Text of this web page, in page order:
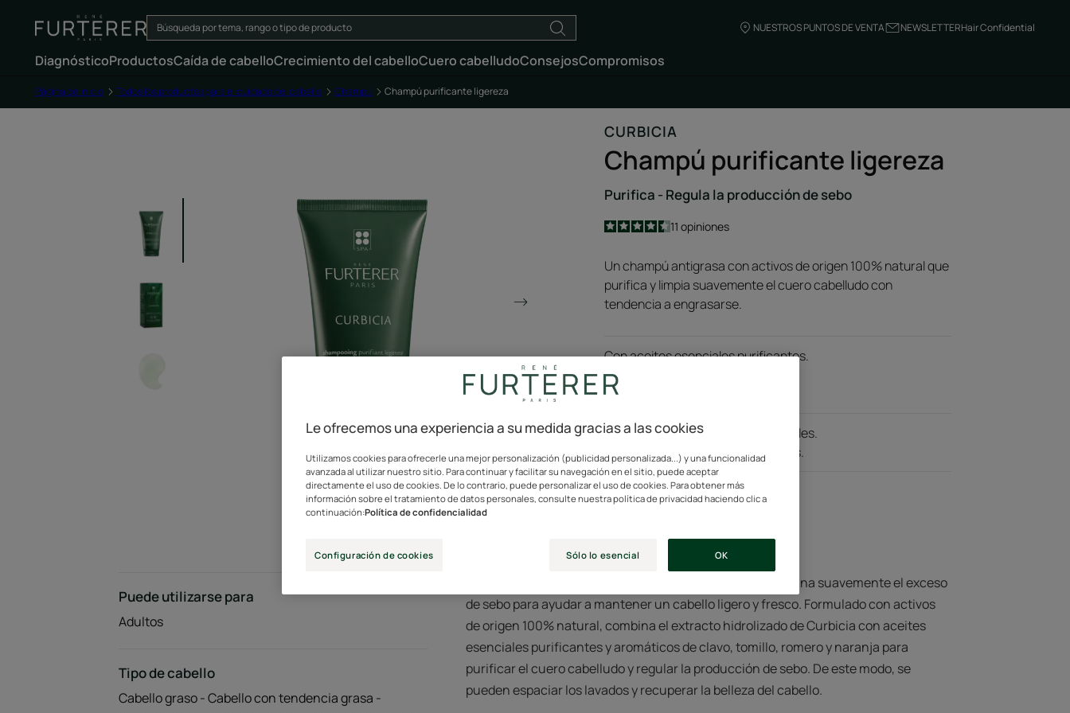
NUESTROS PUNTOS DE VENTA NEWSLETTERHair Confidential
DiagnósticoProductosCaída de cabelloCrecimiento del cabelloCuero cabelludoConsejosCompromisos
Página de inicio Todos los productos para el cuidado del cabello Champú Champú purificante ligereza
CURBICIA
Champú purificante ligereza
Purifica - Regula la producción de sebo
4.5
/5
11opiniones
Un champú antigrasa con activos de origen 100% natural que
purifica y limpia suavemente el cuero cabelludo con
tendencia a engrasarse.
Con aceites esenciales purificantes.
Sin sulfatos ni siliconas.
83% ingredientes naturales.
83% ingredientes de origen naturales.
Formula libre de sulfatos y siliconas.
Tubo Tubo
150ml
Puede utilizarse para
Adultos
Tipo de cabello
Cabello graso - Cabello con tendencia grasa -
Este champú purificante para cuero cabelludo graso elimina suavemente el exceso
de sebo para ayudar a mantener un cabello ligero y fresco. Formulado con activos
de origen 100% natural, combina el extracto hidrolizado de Curbicia con aceites
esenciales purificantes y aromáticos de clavo, tomillo, romero y naranja para
purificar el cuero cabelludo y regular la producción de sebo. De este modo, se
pueden espaciar los lavados y recuperar la belleza del cabello.
Le ofrecemos una experiencia a su medida gracias a las cookies
Utilizamos cookies para ofrecerle una mejor personalización (publicidad personalizada...) y una funcionalidad
avanzada al utilizar nuestro sitio. Para continuar y facilitar su navegación en el sitio, puede aceptar
directamente el uso de cookies. De lo contrario, puede personalizar el uso de cookies. Para obtener más
información sobre el tratamiento de datos personales, consulte nuestra política de privacidad haciendo clic a
continuación:Política de confidencialidad
Configuración de cookies Sólo lo esencial OK